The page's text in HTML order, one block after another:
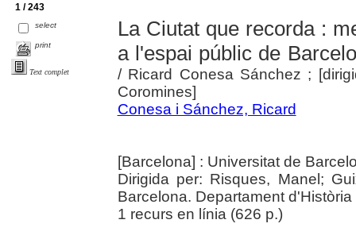
1 / 243
select
print
Text complet
La Ciutat que recorda :
a l'espai públic de
/ Ricard Conesa Sánchez ;
Coromines]
Conesa i Sánchez, Ricard
[Barcelona] : Universitat de
Dirigida per: Risques, Manel;
Barcelona. Departament
1 recurs en línia (626 p.)